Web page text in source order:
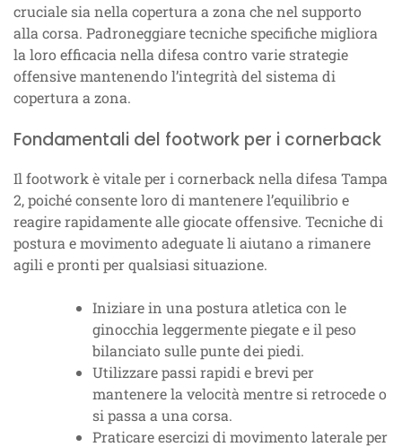
cruciale sia nella copertura a zona che nel supporto
alla corsa. Padroneggiare tecniche specifiche migliora
la loro efficacia nella difesa contro varie strategie
offensive mantenendo l’integrità del sistema di
copertura a zona.
Fondamentali del footwork per i cornerback
Il footwork è vitale per i cornerback nella difesa Tampa
2, poiché consente loro di mantenere l’equilibrio e
reagire rapidamente alle giocate offensive. Tecniche di
postura e movimento adeguate li aiutano a rimanere
agili e pronti per qualsiasi situazione.
Iniziare in una postura atletica con le
ginocchia leggermente piegate e il peso
bilanciato sulle punte dei piedi.
Utilizzare passi rapidi e brevi per
mantenere la velocità mentre si retrocede o
si passa a una corsa.
Praticare esercizi di movimento laterale per